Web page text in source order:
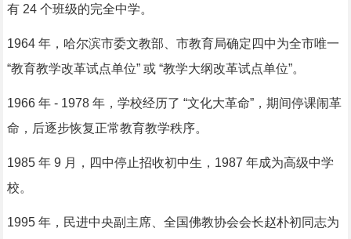
有 24 个班级的完全中学。
1964 年，哈尔滨市委文教部、市教育局确定四中为全市唯一
“教育教学改革试点单位” 或 “教学大纲改革试点单位”。
1966 年 - 1978 年，学校经历了 “文化大革命”，期间停课闹革
命，后逐步恢复正常教育教学秩序。
1985 年 9 月，四中停止招收初中生，1987 年成为高级中学
校。
1995 年，民进中央副主席、全国佛教协会会长赵朴初同志为